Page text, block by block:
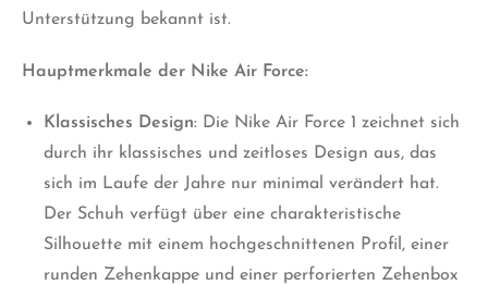
Unterstützung bekannt ist.
Hauptmerkmale der Nike Air Force:
Klassisches Design: Die Nike Air Force 1 zeichnet sich
durch ihr klassisches und zeitloses Design aus, das
sich im Laufe der Jahre nur minimal verändert hat.
Der Schuh verfügt über eine charakteristische
Silhouette mit einem hochgeschnittenen Profil, einer
runden Zehenkappe und einer perforierten Zehenbox